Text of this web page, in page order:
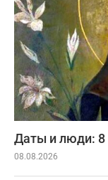
Даты и люди: 8
08.08.2026